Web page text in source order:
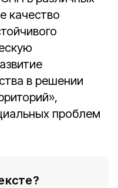
качество
в решении
проблем